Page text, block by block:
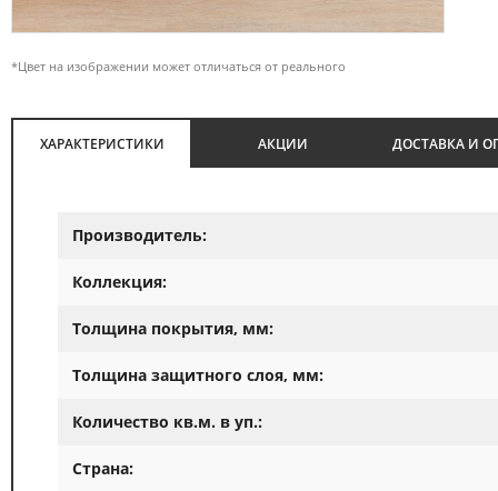
*Цвет на изображении может отличаться от реального
ХАРАКТЕРИСТИКИ АКЦИИ ДОСТАВКА И
Производитель:
Коллекция:
Толщина покрытия, мм:
Толщина защитного слоя, мм:
Количество кв.м. в уп.:
Страна: